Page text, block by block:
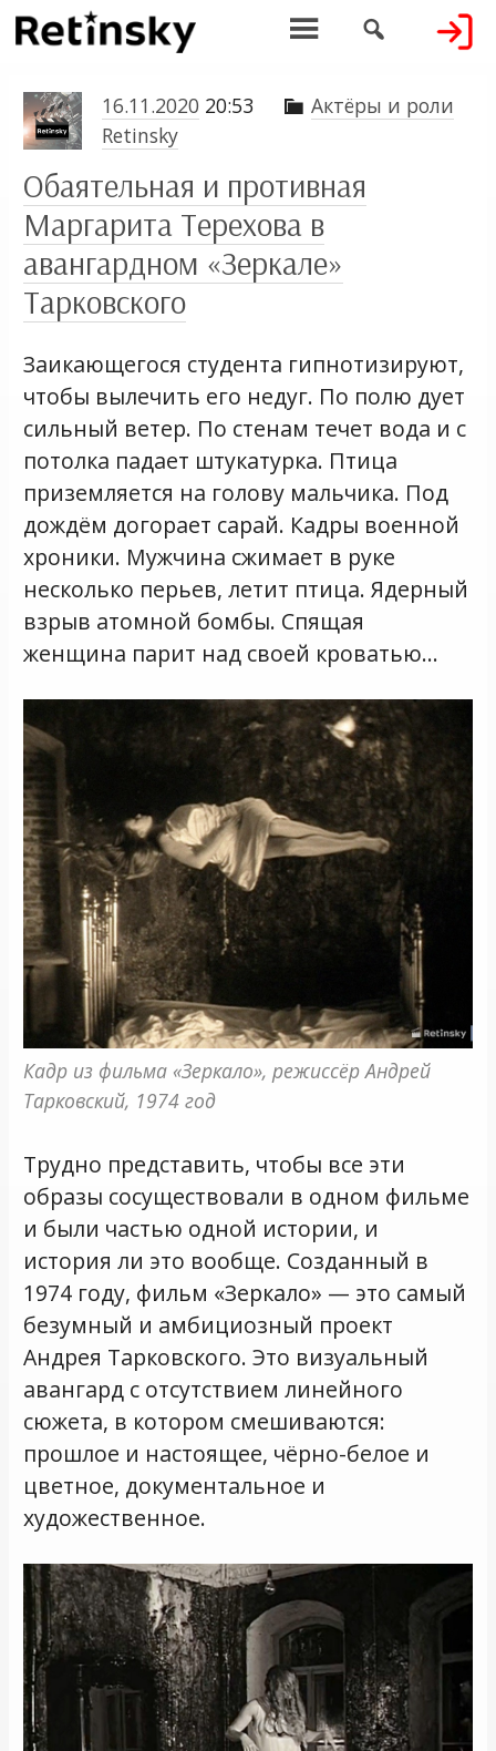
 
16.11.2020 20:53  Актёры и роли
Retinsky
Обаятельная и противная
Маргарита Терехова в
авангардном «Зеркале»
Тарковского
Заикающегося студента гипнотизируют,
чтобы вылечить его недуг. По полю дует
сильный ветер. По стенам течет вода и с
потолка падает штукатурка. Птица
приземляется на голову мальчика. Под
дождём догорает сарай. Кадры военной
хроники. Мужчина сжимает в руке
несколько перьев, летит птица. Ядерный
взрыв атомной бомбы. Спящая
женщина парит над своей кроватью…
Кадр из фильма «Зеркало», режиссёр Андрей
Тарковский, 1974 год
Трудно представить, чтобы все эти
образы сосуществовали в одном фильме
и были частью одной истории, и
история ли это вообще. Созданный в
1974 году, фильм «Зеркало» — это самый
безумный и амбициозный проект
Андрея Тарковского. Это визуальный
авангард с отсутствием линейного
сюжета, в котором смешиваются:
прошлое и настоящее, чёрно-белое и
цветное, документальное и
художественное.